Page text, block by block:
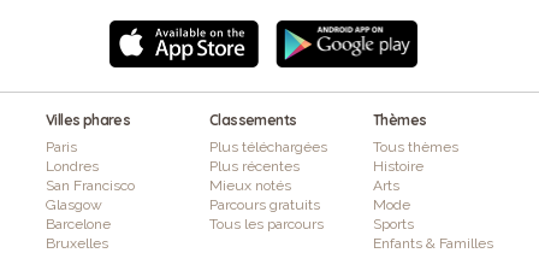
Villes phares
Paris
Londres
San Francisco
Glasgow
Barcelone
Bruxelles
Classements
Plus téléchargées
Plus récentes
Mieux notés
Parcours gratuits
Tous les parcours
Thèmes
Tous thèmes
Histoire
Arts
Mode
Sports
Enfants & Familles